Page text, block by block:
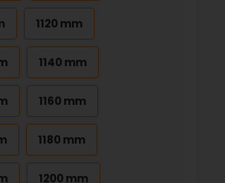
1120 mm
1140 mm
1160 mm
1180 mm
1200 mm